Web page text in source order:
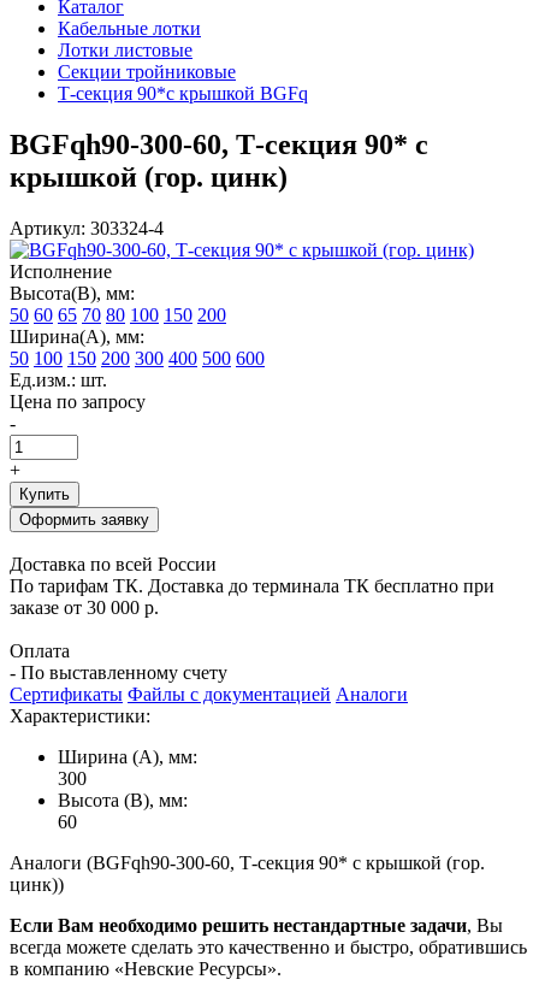
Каталог
Кабельные лотки
Лотки листовые
Секции тройниковые
Т-секция 90*с крышкой BGFq
BGFqh90-300-60, Т-секция 90* с
крышкой (гор. цинк)
Артикул: 303324-4
Исполнение
Высота(В), мм:
50 60 65 70 80 100 150 200
Ширина(А), мм:
50 100 150 200 300 400 500 600
Ед.изм.: шт.
Цена по запросу
-
+
Купить
Оформить заявку
Доставка по всей России
По тарифам ТК. Доставка до терминала ТК бесплатно при
заказе от 30 000 р.
Оплата
- По выставленному счету
Сертификаты Файлы с документацией Аналоги
Характеристики:
Ширина (А), мм:
300
Высота (В), мм:
60
Аналоги (BGFqh90-300-60, Т-секция 90* с крышкой (гор.
цинк))
Если Вам необходимо решить нестандартные задачи, Вы
всегда можете сделать это качественно и быстро, обратившись
в компанию «Невские Ресурсы».